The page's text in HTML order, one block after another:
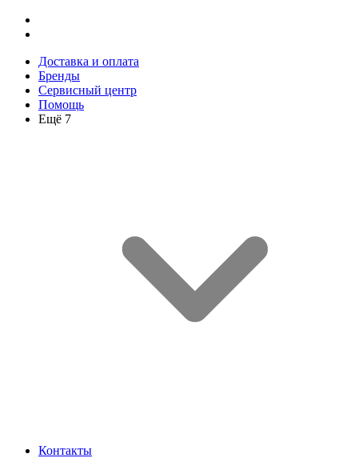
Доставка и оплата
Бренды
Сервисный центр
Помощь
Ещё 7
Контакты